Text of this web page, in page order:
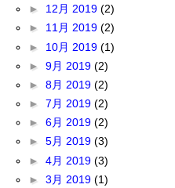
► 12月 2019 (2)
► 11月 2019 (2)
► 10月 2019 (1)
► 9月 2019 (2)
► 8月 2019 (2)
► 7月 2019 (2)
► 6月 2019 (2)
► 5月 2019 (3)
► 4月 2019 (3)
► 3月 2019 (1)